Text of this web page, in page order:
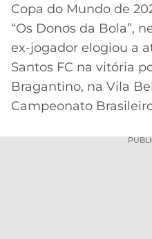
MELHORES
CASSINOS
ONLINE
2026
GRÊMIO
ATLÉTICO
DOS
CAMPEÕES
LALIGA
Copa do Mundo de
“Os Donos da Bola”,
ex-jogador elogiou a
Santos FC na vitória
Bragantino, na Vila
Campeonato